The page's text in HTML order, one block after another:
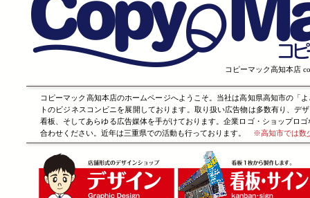
コピーマック高知本店のホームページへようこそ。当社は高知県高知市の「
トのビジネスコンビニを展開しております。取り扱い広告物は多数有り、デ
看板、そしてあらゆる広告媒体を手がけております。企業ロゴ・ショップロ
合わせください。近年は三重県での活動も行っております。 ※高知市では数
コピーマック高知本店